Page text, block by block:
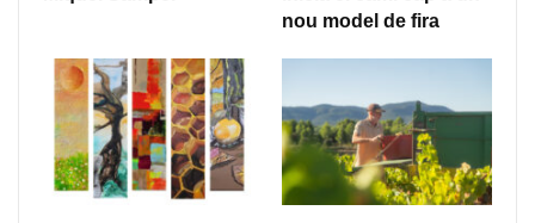
nou model de fira